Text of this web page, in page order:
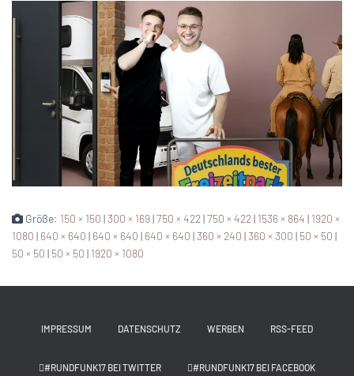
Größe: 150 × 150 |300 × 169|750 × 422|750 × 422| 1536 × 864 | 1920 ×
1080 | 640 × 640 | 640 × 640 | 640 × 640 |360 × 240 |360 × 300 | 50 × 50 |
50 × 50 | 50 × 50 | 1920 × 1080
IMPRESSUM DATENSCHUTZ WERBEN RSS-FEED
#RUNDFUNK17 BEI TWITTER #RUNDFUNK17 BEI FACEBOOK